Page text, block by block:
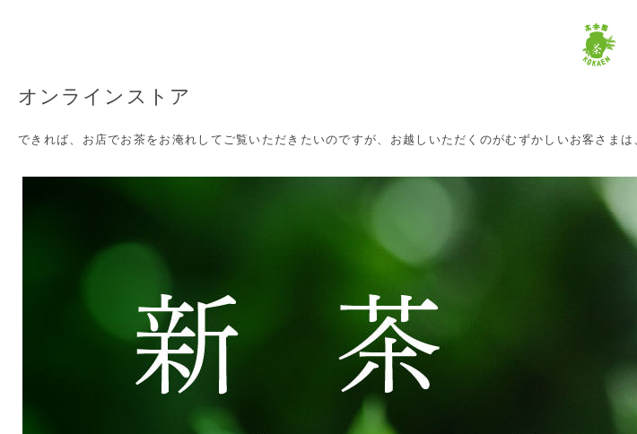
オンラインストア
できれば、お店でお茶をお淹れしてご覧いただきたいのですが、お越しいただくのがむずかしいお客さま